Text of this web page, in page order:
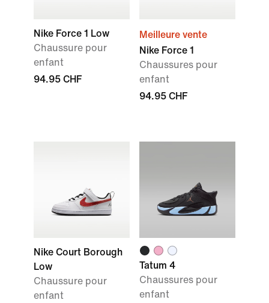
Nike Force 1 Low
Chaussure pour
enfant
94.95 CHF
Meilleure vente
Nike Force 1
Chaussures pour
enfant
94.95 CHF
Nike Court Borough
Low
Chaussure pour
enfant
Tatum 4
Chaussures pour
enfant